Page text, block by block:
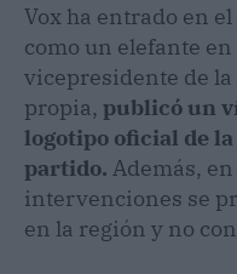
Vox ha entrado en
como un elefante
vicepresidente de
propia, publicó un
logotipo oficial de
partido. Además,
intervenciones se
en la región y no